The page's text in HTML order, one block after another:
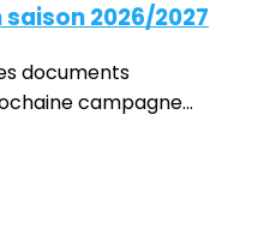
2026/2027
documents
campagne...